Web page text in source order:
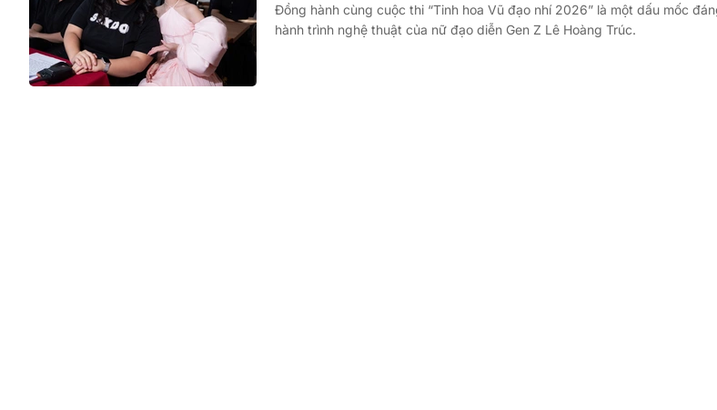
Đồng hành cùng cuộc thi “Tinh hoa Vũ đạo nhí 2026” là một dấu mốc
hành trình nghệ thuật của nữ đạo diễn Gen Z Lê Hoàng Trúc.